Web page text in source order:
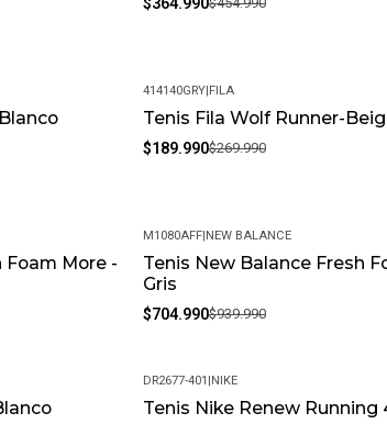
-30%
414140GRY|FILA
Tenis Fila Wolf Runner-
$189.990$269.990
Foam More -
-25%
M1080AFF|NEW BALANCE
Tenis New Balance Fresh
Gris
$704.990$939.990
-30%
DR2677-401 |NIKE
Tenis Nike Renew Running